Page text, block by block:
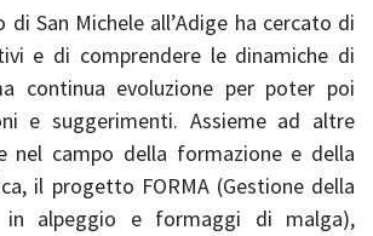
di San Michele all’Adige ha cercato di
e di comprendere le dinamiche di
continua evoluzione per poter poi
e suggerimenti. Assieme ad altre
nel campo della formazione e della
il progetto FORMA (Gestione della
alpeggio e formaggi di malga),